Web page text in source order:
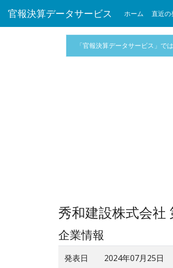
官報決算データサービス ホーム 直近の
「官報決算データサービス」で
秀和建設株式会社
企業情報
発表日 2024年07月25日